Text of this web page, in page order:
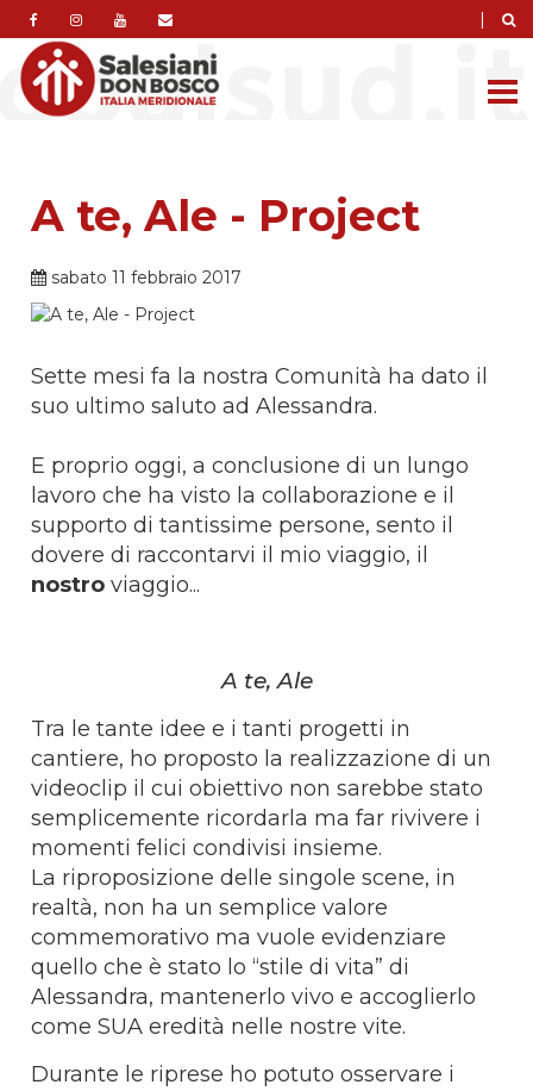
|
A te, Ale - Project
sabato 11 febbraio 2017
Sette mesi fa la nostra Comunità ha dato il
suo ultimo saluto ad Alessandra.
E proprio oggi, a conclusione di un lungo
lavoro che ha visto la collaborazione e il
supporto di tantissime persone, sento il
dovere di raccontarvi il mio viaggio, il
nostro viaggio...
A te, Ale
Tra le tante idee e i tanti progetti in
cantiere, ho proposto la realizzazione di un
videoclip il cui obiettivo non sarebbe stato
semplicemente ricordarla ma far rivivere i
momenti felici condivisi insieme.
La riproposizione delle singole scene, in
realtà, non ha un semplice valore
commemorativo ma vuole evidenziare
quello che è stato lo “stile di vita” di
Alessandra, mantenerlo vivo e accoglierlo
come SUA eredità nelle nostre vite.
Durante le riprese ho potuto osservare i